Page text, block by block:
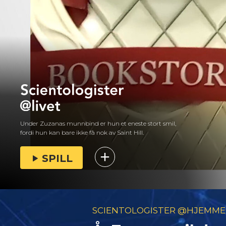
Under Zuzanas munnbind er hun et eneste stort smil,
fordi hun kan bare ikke få nok av Saint Hill.
SPILL
SCIENTOLOGISTER @HJEMME